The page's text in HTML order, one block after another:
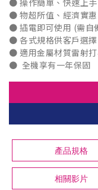
● 物超所值、經濟實惠
● 插電即可使用 (需自
● 各式規格供客戶選擇
● 適用金屬材質雷射
● ​​​​​​​ 全機享有一年保固
產品規格
相關影片